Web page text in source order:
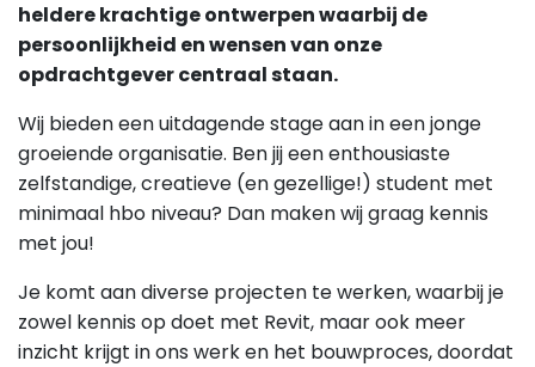
heldere krachtige ontwerpen waarbij de
persoonlijkheid en wensen van onze
opdrachtgever centraal staan.
Wij bieden een uitdagende stage aan in een jonge
groeiende organisatie. Ben jij een enthousiaste
zelfstandige, creatieve (en gezellige!) student met
minimaal hbo niveau? Dan maken wij graag kennis
met jou!
Je komt aan diverse projecten te werken, waarbij je
zowel kennis op doet met Revit, maar ook meer
inzicht krijgt in ons werk en het bouwproces, doordat